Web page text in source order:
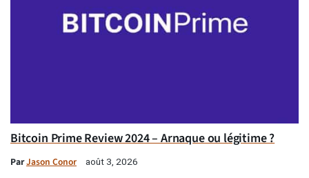
Bitcoin Prime Review 2024 – Arnaque ou légitime ?
ParJason Conor août 3, 2026